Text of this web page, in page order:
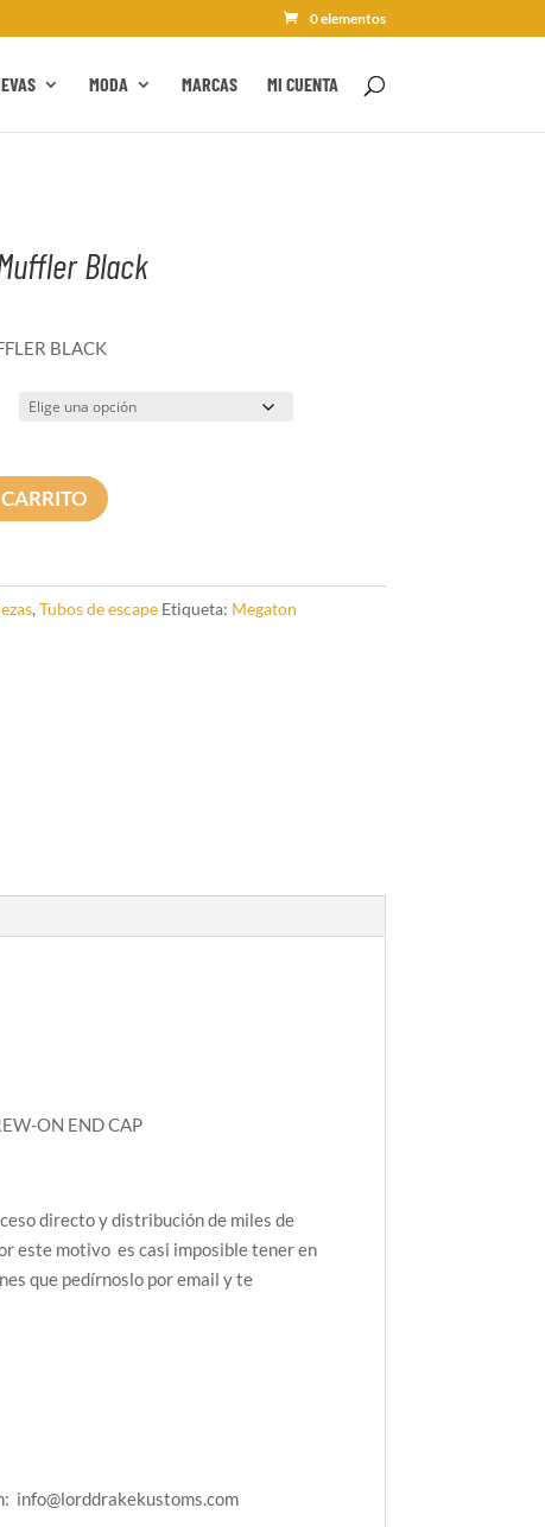
0 elementos
MODA MARCAS MI CUENTA
Black
BLACK
, Tubos de escape Etiqueta: Megaton
ON END CAP
directo y distribución de miles de
este motivo es casi imposible tener en
que pedírnoslo por email y te
info@lorddrakekustoms.com